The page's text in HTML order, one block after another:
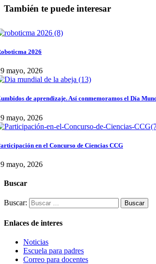
También te puede interesar
2026
mayo, 2026
de aprendizaje. Así conmemoramos el Día
mayo, 2026
en el Concurso de Ciencias CCG
mayo, 2026
Buscar
Buscar:
Enlaces de interes
Noticias
Escuela para padres
Correo para docentes